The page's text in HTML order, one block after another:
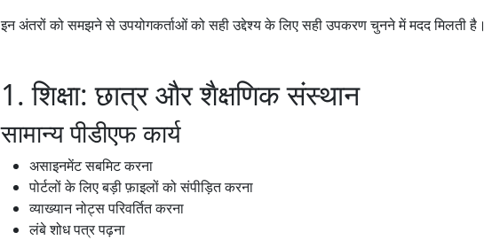
इन अंतरों को समझने से उपयोगकर्ताओं को सही उद्देश्य के लिए सही उपकरण चुनने में मदद मिलती है।
1. शिक्षा: छात्र और शैक्षणिक संस्थान
सामान्य पीडीएफ कार्य
असाइनमेंट सबमिट करना
पोर्टलों के लिए बड़ी फ़ाइलों को संपीड़ित करना
व्याख्यान नोट्स परिवर्तित करना
लंबे शोध पत्र पढ़ना